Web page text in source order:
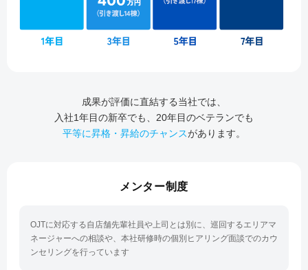
成果が評価に直結する当社では、
入社1年目の新卒でも、20年目のベテランでも
平等に昇格・昇給のチャンスがあります。
メンター制度
OJTに対応する自店舗先輩社員や上司とは別に、 巡回するエリアマ
ネージャーへの相談や、 本社研修時の個別ヒアリング面談でのカウ
ンセリングを行っています